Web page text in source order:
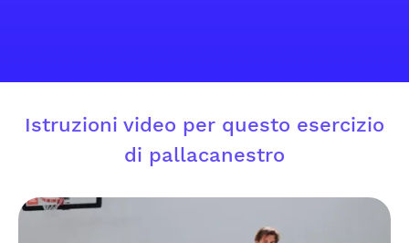
Istruzioni video per questo esercizio
di pallacanestro